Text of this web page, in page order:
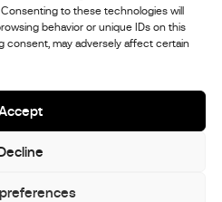
to these technologies will
behavior or unique IDs on this
consent, may adversely affect certain